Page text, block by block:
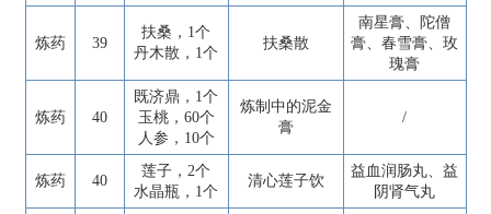
炼药 39
扶桑，1个
丹木散，1个
扶桑散
南星膏、陀僧
膏、春雪膏、玫
瑰膏
炼药 40
既济鼎，1个
玉桃，60个
人参，10个
炼制中的泥金
膏
/
炼药 40
莲子，2个
水晶瓶，1个
清心莲子饮
益血润肠丸、益
阴肾气丸